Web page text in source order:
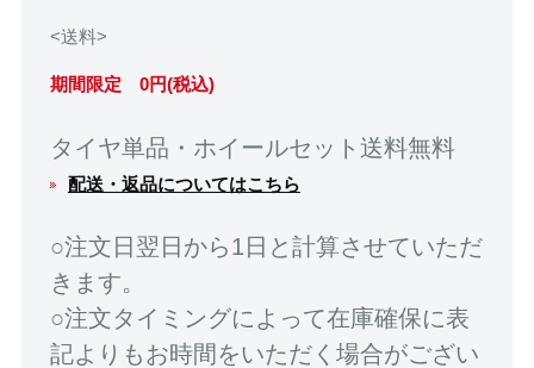
<送料>
期間限定 0円(税込)
タイヤ単品・ホイールセット送料無料
配送・返品についてはこちら
○注文日翌日から1日と計算させていただ
きます。
○注文タイミングによって在庫確保に表
記よりもお時間をいただく場合がござい